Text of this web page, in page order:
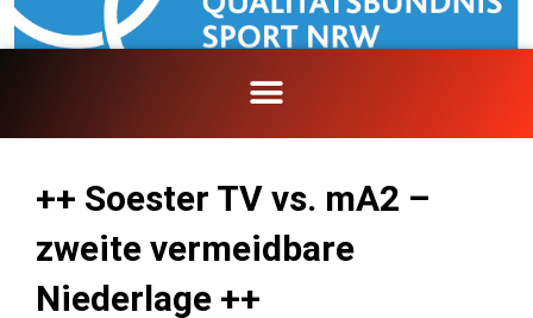
++ Soester TV vs. mA2 –
zweite vermeidbare
Niederlage ++